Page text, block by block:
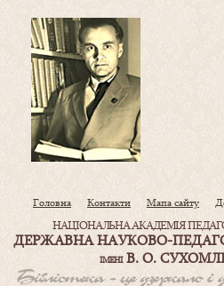
Головна Контакти Мапа сайту
НАЦІОНАЛЬНА АКАДЕМІЯ
ДЕРЖАВНА НАУКОВО-
ІМЕНІВ. О.